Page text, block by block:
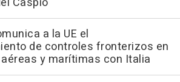
a la UE el
de controles fronterizos en
y marítimas con Italia